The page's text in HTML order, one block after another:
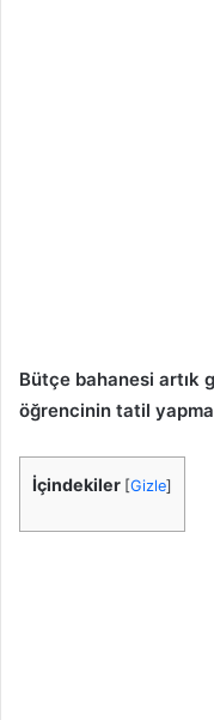
Bütçe bahanesi artık
öğrencinin tatil
İçindekiler [Gizle]